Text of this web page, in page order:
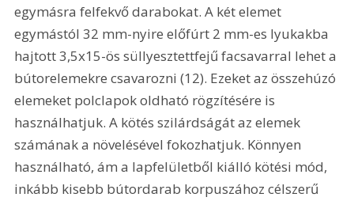
egymásra felfekvő darabokat. A két elemet
egymástól 32 mm-nyire előfúrt 2 mm-es lyukakba
hajtott 3,5x15-ös süllyesztettfejű facsavarral lehet a
bútorelemekre csavarozni (12). Ezeket az összehúzó
elemeket polclapok oldható rögzítésére is
használhatjuk. A kötés szilárdságát az elemek
számának a növelésével fokozhatjuk. Könnyen
használható, ám a lapfelületből kiálló kötési mód,
inkább kisebb bútordarab korpuszához célszerű